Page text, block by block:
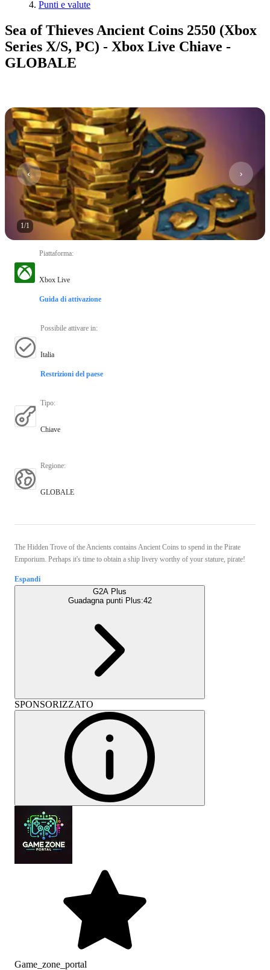
Punti e valute
Sea of Thieves Ancient Coins 2550 (Xbox
Series X/S, PC) - Xbox Live Chiave -
GLOBALE
1/1
Piattaforma:
Xbox Live
Guida di attivazione
Possibile attivare in:
Italia
Restrizioni del paese
Tipo:
Chiave
Regione:
GLOBALE
The Hidden Trove of the Ancients contains Ancient Coins to spend in the Pirate
Emporium. Perhaps it's time to obtain a ship livery worthy of your stature, pirate!
Espandi
G2A Plus
Guadagna punti Plus:42
SPONSORIZZATO
Game_zone_portal